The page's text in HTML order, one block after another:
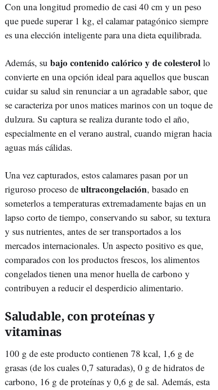
Con una longitud promedio de casi 40 cm y un peso
que puede superar 1 kg, el calamar patagónico siempre
es una elección inteligente para una dieta equilibrada.
Además, su bajo contenido calórico y de colesterol lo
convierte en una opción ideal para aquellos que buscan
cuidar su salud sin renunciar a un agradable sabor, que
se caracteriza por unos matices marinos con un toque de
dulzura. Su captura se realiza durante todo el año,
especialmente en el verano austral, cuando migran hacia
aguas más cálidas.
Una vez capturados, estos calamares pasan por un
riguroso proceso de ultracongelación, basado en
someterlos a temperaturas extremadamente bajas en un
lapso corto de tiempo, conservando su sabor, su textura
y sus nutrientes, antes de ser transportados a los
mercados internacionales. Un aspecto positivo es que,
comparados con los productos frescos, los alimentos
congelados tienen una menor huella de carbono y
contribuyen a reducir el desperdicio alimentario.
Saludable, con proteínas y
vitaminas
100 g de este producto contienen 78 kcal, 1,6 g de
grasas (de los cuales 0,7 saturadas), 0 g de hidratos de
carbono, 16 g de proteínas y 0,6 g de sal. Además, esta